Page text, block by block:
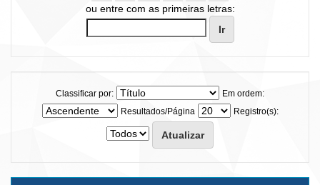
ou entre com as primeiras letras:
Classificar por:
Em ordem:
Resultados/Página
Registro(s):